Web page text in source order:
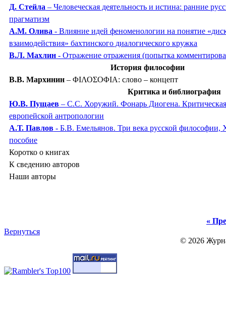
Д. Стейла – Человеческая деятельность и истина: ранние
прагматизм
А.М. Олива - Влияние идей феноменологии на понятие
взаимодействия» бахтинского диалогического кружка
В.Л. Махлин - Отражение отражения (попытка
История философии
В.В. Мархинин – ΦΙΛΟΣΟΦΙΑ: слово – концепт
Критика и библиография
Ю.В. Пущаев – С.С. Хоружий. Фонарь Диогена. Критическая
европейской антропологии
А.Т. Павлов - Б.В. Емельянов. Три века русской философии,
пособие
Коротко о книгах
К сведению авторов
Наши авторы
«
Вернуться
© 2026